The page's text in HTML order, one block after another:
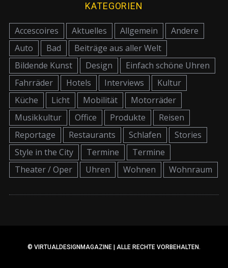
KATEGORIEN
Accescoires Aktuelles Allgemein
Andere
Auto
Bad
Beiträge aus aller Welt
Bildende Kunst
Design
Einfach schöne Uhren
Fahrräder
Hotels Interviews
Kultur
Küche
Licht Mobilität
Motorräder
Musikkultur
Office Produkte
Reisen
Reportage
Restaurants Schlafen
Stories
Style in the City
Termine
Termine
Theater / Oper
Uhren Wohnen Wohnraum
© VIRTUALDESIGNMAGAZINE | ALLE RECHTE VORBEHALTEN.